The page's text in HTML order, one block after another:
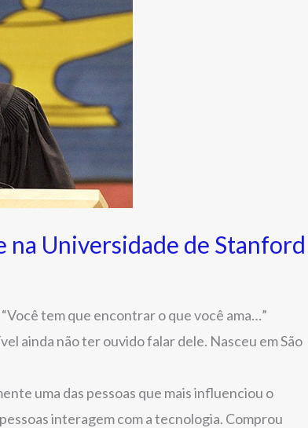
na Universidade de Stanford
tem que encontrar o que você ama…”
ainda não ter ouvido falar dele. Nasceu em São
uma das pessoas que mais influenciou o
interagem com a tecnologia. Comprou